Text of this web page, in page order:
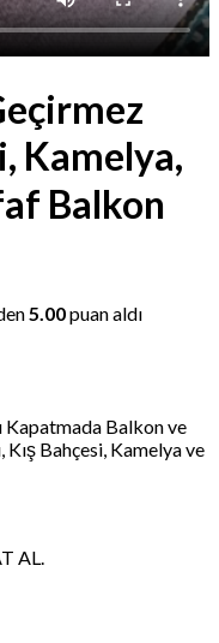
Kamelya,
Balkon
5.00puan aldı
Kapatmada Balkon ve
Bahçesi, Kamelya ve
AL.